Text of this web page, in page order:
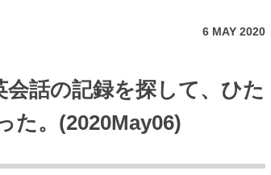
6 MAY 2020
会話の記録を探して、ひた
た。(2020May06)